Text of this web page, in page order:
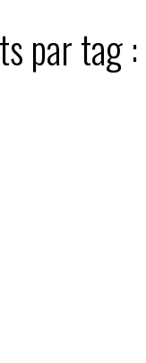
par tag :